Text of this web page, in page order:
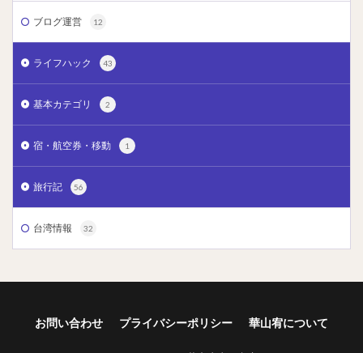
ブログ運営 12
ライフハック 43
基本カテゴリ 2
宿・航空券・移動 1
旅行記 56
台湾情報 32
お問い合わせ プライバシーポリシー 華山宥について